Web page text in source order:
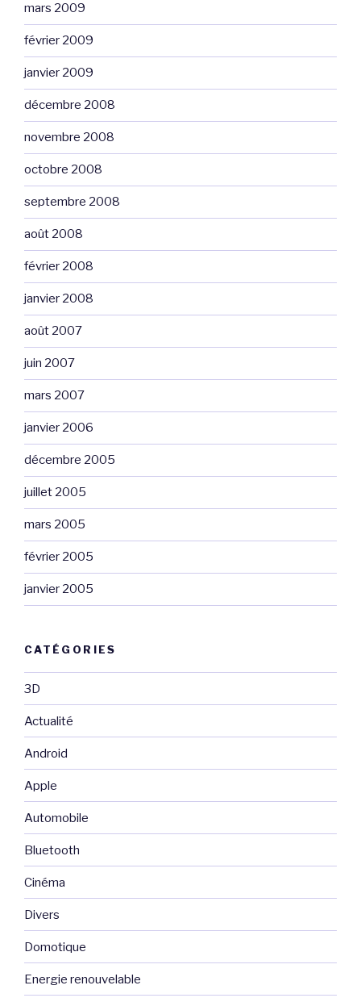
mars 2009
février 2009
janvier 2009
décembre 2008
novembre 2008
octobre 2008
septembre 2008
août 2008
février 2008
janvier 2008
août 2007
juin 2007
mars 2007
janvier 2006
décembre 2005
juillet 2005
mars 2005
février 2005
janvier 2005
CATÉGORIES
3D
Actualité
Android
Apple
Automobile
Bluetooth
Cinéma
Divers
Domotique
Energie renouvelable